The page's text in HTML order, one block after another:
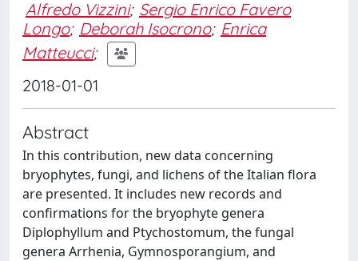
Alfredo Vizzini; Sergio Enrico Favero
Longo; Deborah Isocrono; Enrica
Matteucci;
2018-01-01
Abstract
In this contribution, new data concerning
bryophytes, fungi, and lichens of the Italian flora
are presented. It includes new records and
confirmations for the bryophyte genera
Diplophyllum and Ptychostomum, the fungal
genera Arrhenia, Gymnosporangium, and